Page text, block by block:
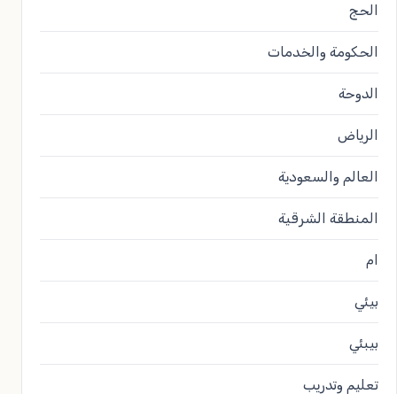
الحج
الحكومة والخدمات
الدوحة
الرياض
العالم والسعودية
المنطقة الشرقية
ام
بيئي
بيبئي
تعليم وتدريب